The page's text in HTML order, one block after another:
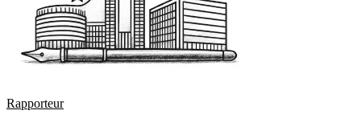
Rapporteur